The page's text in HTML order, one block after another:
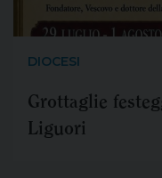
DIOCESI
Grottaglie
Liguori